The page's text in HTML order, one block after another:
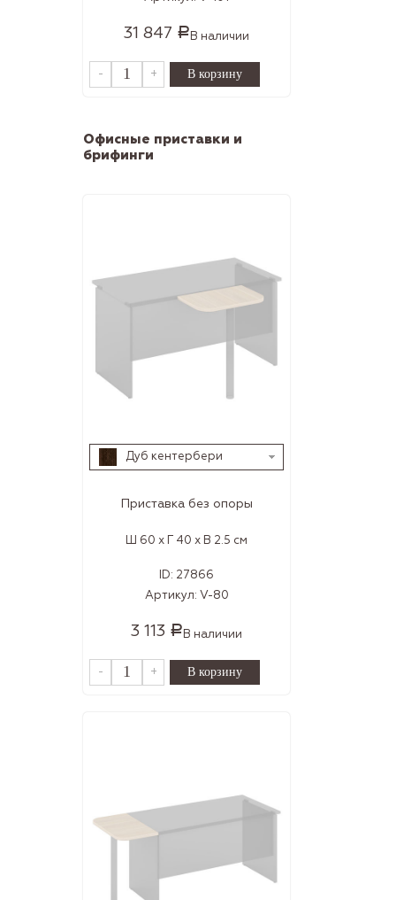
31 847 РВ наличии
- +
Офисные приставки и
брифинги
Дуб кентербери
Приставка без опоры
Ш 60 x Г 40 x В 2.5 см
ID: 27866
Артикул: V-80
3 113 Р В наличии
- +